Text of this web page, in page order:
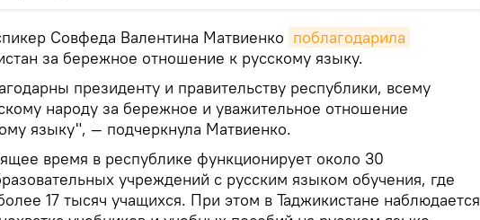
Совфеда Валентина Матвиенко поблагодарила
за бережное отношение к русскому языку.
президенту и правительству республики, всему
народу за бережное и уважительное отношение
языку", — подчеркнула Матвиенко.
время в республике функционирует около 30
учреждений с русским языком обучения, где
17 тысяч учащихся. При этом в Таджикистане наблюдается